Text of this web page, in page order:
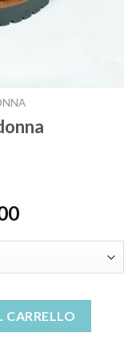
CARRELLO